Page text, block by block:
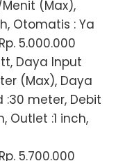
(Max),
Otomatis : Ya
Rp. 5.000.000
Daya Input
(Max), Daya
:30 meter, Debit
Outlet :1 inch,
Rp. 5.700.000